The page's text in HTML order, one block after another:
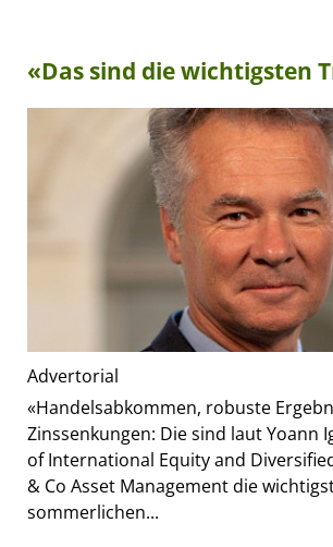
«Das sind die wichtigsten
Advertorial
«Handelsabkommen, robuste
Zinssenkungen: Die sind laut Yoann
of International Equity and
& Co Asset Management die
sommerlichen...